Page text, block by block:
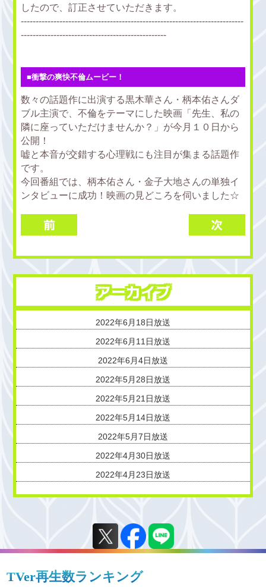
したので、訂正させていただきます。
---------------------------------------------------------------------------
-------------------------------------------------
■衝撃の爽快不倫ムービー！
数々の話題作に出演する黒木華さん・柄本佑さんダ
ブル主演で、不倫をテーマにした映画「先生、私の
隣に座っていただけませんか？」が今月１０日から
公開！
嘘と本音が交錯する心理戦にも注目が集まる話題作
です。
今回番組では、柄本佑さん・金子大地さんの単独イ
ンタビューに成功！映画の見どころを伺いました☆
前 次
アーカイブ
2022年6月18日放送
2022年6月11日放送
2022年6月4日放送
2022年5月28日放送
2022年5月21日放送
2022年5月14日放送
2022年5月7日放送
2022年4月30日放送
2022年4月23日放送
2022年4月16日放送
2022年4月2日放送
2022年3月27日放送
2022年3月20日放送
TVer再生数ランキング